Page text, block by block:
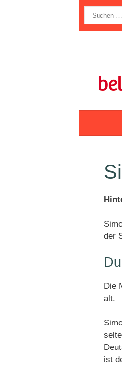
nach:
der
Die
alt.
ist